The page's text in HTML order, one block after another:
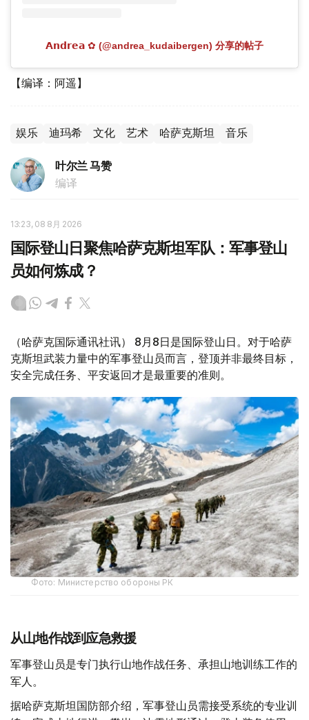
𝗔𝗻𝗱𝗿𝗲𝗮 ✿ (@andrea_kudaibergen) 分享的帖子
【编译：阿遥】
娱乐 迪玛希 文化 艺术 哈萨克斯坦 音乐
叶尔兰 马赞
编译
13:23, 08 8月 2026
国际登山日聚焦哈萨克斯坦军队：军事登山
员如何炼成？
（哈萨克国际通讯社讯） 8月8日是国际登山日。对于哈萨
克斯坦武装力量中的军事登山员而言，登顶并非最终目标，
安全完成任务、平安返回才是最重要的准则。
Фото: Министерство обороны РК
从山地作战到应急救援
军事登山员是专门执行山地作战任务、承担山地训练工作的
军人。
据哈萨克斯坦国防部介绍，军事登山员需接受系统的专业训